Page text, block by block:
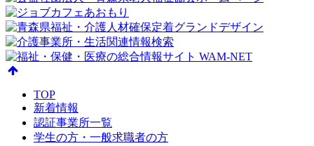
TOP
新着情報
認証事業所一覧
学生の方・一般求職者の方